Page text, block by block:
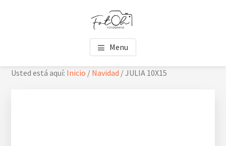
Menu
Usted está aquí: Inicio / Navidad /JULIA 10X15